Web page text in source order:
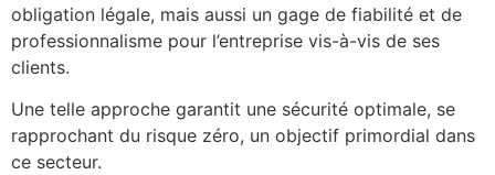
obligation légale, mais aussi un gage de fiabilité et de
professionnalisme pour l’entreprise vis-à-vis de ses
clients.
Une telle approche garantit une sécurité optimale, se
rapprochant du risque zéro, un objectif primordial dans
ce secteur.